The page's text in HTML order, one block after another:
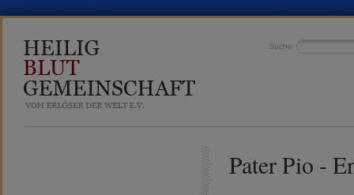
Suche:
Pater Pio -